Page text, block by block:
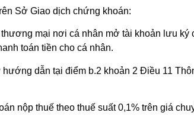
Sở Giao dịch chứng khoán:
mại nơi cá nhân mở tài khoản lưu
toán tiền cho cá nhân.
dẫn tại điểm b.2 khoản 2 Điều 11
nộp thuế theo thuế suất 0,1% trên giá